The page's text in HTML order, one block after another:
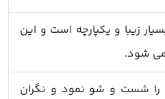
زیبا و یکپارچه است و این
می شود.
را شست و شو نمود و نگران